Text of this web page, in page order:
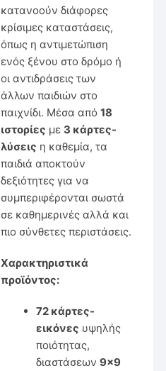
κατανοούν διάφορες
κρίσιμες καταστάσεις,
όπως η αντιμετώπιση
ενός ξένου στο δρόμο ή
οι αντιδράσεις των
άλλων παιδιών στο
παιχνίδι. Μέσα από 18
ιστορίες με 3 κάρτες-
λύσεις η καθεμία, τα
παιδιά αποκτούν
δεξιότητες για να
συμπεριφέρονται σωστά
σε καθημερινές αλλά και
πιο σύνθετες περιστάσεις.
Χαρακτηριστικά
προϊόντος:
72 κάρτες-
εικόνες υψηλής
ποιότητας,
διαστάσεων 9×9